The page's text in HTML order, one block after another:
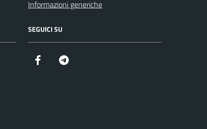
Informazioni generiche
SEGUICI SU
Facebook